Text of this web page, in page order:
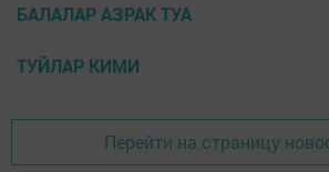
БАЛАЛАР АЗРАК ТУА
ТУЙЛАР КИМИ
Перейти на страницу